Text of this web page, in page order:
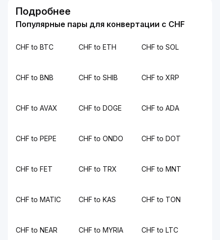
Подробнее
Популярные пары для конвертации с CHF
CHF to BTC CHF to ETH CHF to SOL
CHF to BNB CHF to SHIB CHF to XRP
CHF to AVAX CHF to DOGE CHF to ADA
CHF to PEPE CHF to ONDO CHF to DOT
CHF to FET CHF to TRX CHF to MNT
CHF to MATIC CHF to KAS CHF to TON
CHF to NEAR CHF to MYRIA CHF to LTC